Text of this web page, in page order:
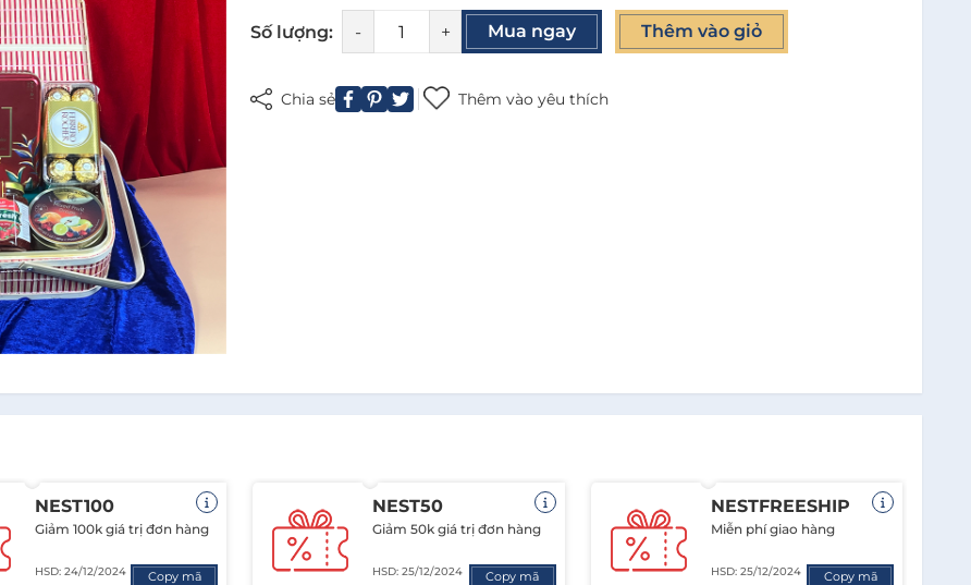
Số lượng: - + Mua ngay Thêm vào giỏ
Chia sẻ Thêm vào yêu thích
NEST100
Giảm 100k giá trị đơn hàng
HSD: 24/12/2024 Copy mã
NEST50
Giảm 50k giá trị đơn hàng
HSD: 25/12/2024 Copy mã
NESTFREESHIP
Miễn phí giao hàng
HSD: 25/12/2024 Copy mã
Mã giảm giá:
Ngày hết hạn:
Điều kiện: